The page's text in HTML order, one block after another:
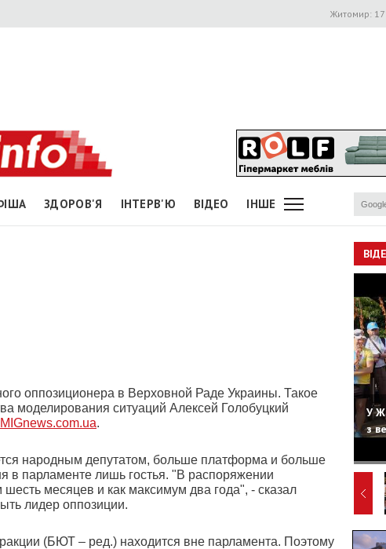
Житомир: 17
ЗДОРОВ'Я ІНТЕРВ'Ю ВІДЕО ІНШЕ
оппозиционера в Верховной Раде Украины. Такое
моделирования ситуаций Алексей Голобуцкий
MIGnews.com.ua.
народным депутатом, больше платформа и больше
в парламенте лишь гостья. "В распоряжении
месяцев и как максимум два года", - сказал
лидер оппозиции.
(БЮТ – ред.) находится вне парламента. Поэтому
У
з